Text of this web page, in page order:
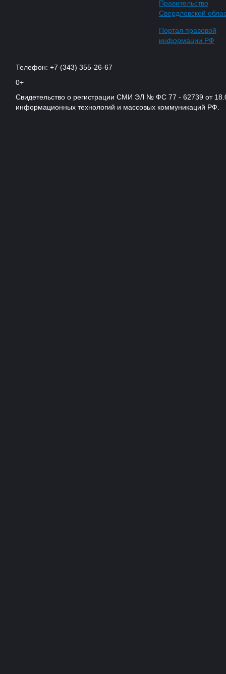
Правительство
Свердловской
Портал правовой
информации РФ
Телефон: +7 (343) 355-26-67
0+
Свидетельство о регистрации СМИ ЭЛ № ФС 77 - 62739 от
информационных технологий и массовых коммуникаций РФ.